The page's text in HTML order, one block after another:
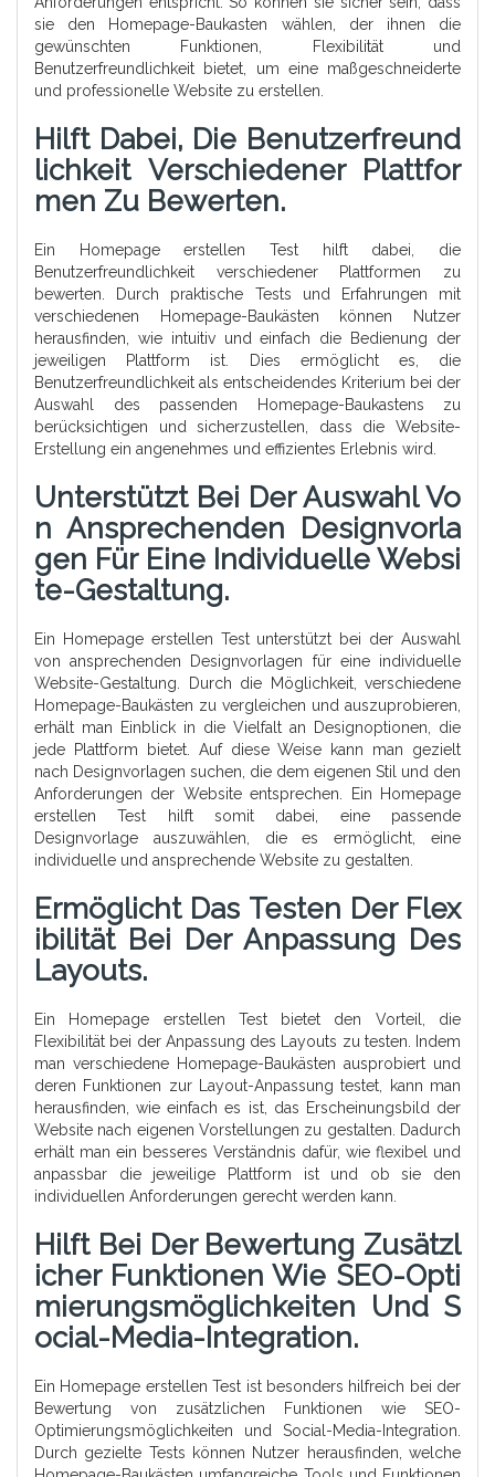
sie den Homepage-Baukasten wählen, der ihnen die
gewünschten Funktionen, Flexibilität und
Benutzerfreundlichkeit bietet, um eine maßgeschneiderte
und professionelle Website zu erstellen.
Hilft Dabei, Die Benutzerfreund
Lichkeit Verschiedener Plattfor
Men Zu Bewerten.
Ein Homepage erstellen Test hilft dabei, die
Benutzerfreundlichkeit verschiedener Plattformen zu
bewerten. Durch praktische Tests und Erfahrungen mit
verschiedenen Homepage-Baukästen können Nutzer
herausfinden, wie intuitiv und einfach die Bedienung der
jeweiligen Plattform ist. Dies ermöglicht es, die
Benutzerfreundlichkeit als entscheidendes Kriterium bei der
Auswahl des passenden Homepage-Baukastens zu
berücksichtigen und sicherzustellen, dass die Website-
Erstellung ein angenehmes und effizientes Erlebnis wird.
Unterstützt Bei Der Auswahl Vo
N Ansprechenden Designvorla
Gen Für Eine Individuelle Websi
Te-Gestaltung.
Ein Homepage erstellen Test unterstützt bei der Auswahl
von ansprechenden Designvorlagen für eine individuelle
Website-Gestaltung. Durch die Möglichkeit, verschiedene
Homepage-Baukästen zu vergleichen und auszuprobieren,
erhält man Einblick in die Vielfalt an Designoptionen, die
jede Plattform bietet. Auf diese Weise kann man gezielt
nach Designvorlagen suchen, die dem eigenen Stil und den
Anforderungen der Website entsprechen. Ein Homepage
erstellen Test hilft somit dabei, eine passende
Designvorlage auszuwählen, die es ermöglicht, eine
individuelle und ansprechende Website zu gestalten.
Ermöglicht Das Testen Der Flex
Ibilität Bei Der Anpassung Des
Layouts.
Ein Homepage erstellen Test bietet den Vorteil, die
Flexibilität bei der Anpassung des Layouts zu testen. Indem
man verschiedene Homepage-Baukästen ausprobiert und
deren Funktionen zur Layout-Anpassung testet, kann man
herausfinden, wie einfach es ist, das Erscheinungsbild der
Website nach eigenen Vorstellungen zu gestalten. Dadurch
erhält man ein besseres Verständnis dafür, wie flexibel und
anpassbar die jeweilige Plattform ist und ob sie den
individuellen Anforderungen gerecht werden kann.
Hilft Bei Der Bewertung Zusätzl
Icher Funktionen Wie SEO-Opti
Mierungsmöglichkeiten Und S
Ocial-Media-Integration.
Ein Homepage erstellen Test ist besonders hilfreich bei der
Bewertung von zusätzlichen Funktionen wie SEO-
Optimierungsmöglichkeiten und Social-Media-Integration.
Durch gezielte Tests können Nutzer herausfinden, welche